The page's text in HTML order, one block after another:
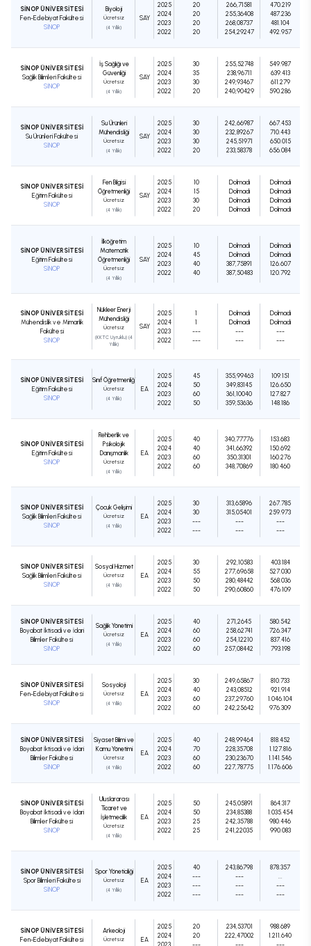
SİNOP ÜNİVERSİTESİ
Fen-Edebiyat Fakültesi
SİNOP
Biyoloji
Ücretsiz
(4 Yıllık)
SAY
2025
2024
2023
2022
20
20
20
20
266,71581
255,36408
268,08737
254,29247
470.219
487.236
481.104
492.957
SİNOP ÜNİVERSİTESİ
Sağlık Bilimleri Fakültesi
SİNOP
İş Sağlığı ve
Güvenliği
Ücretsiz
(4 Yıllık)
SAY
2025
2024
2023
2022
30
35
30
20
255,52748
238,96711
249,93467
240,90429
549.987
639.413
611.279
590.286
SİNOP ÜNİVERSİTESİ
Su Ürünleri Fakültesi
SİNOP
Su Ürünleri
Mühendisliği
Ücretsiz
(4 Yıllık)
SAY
2025
2024
2023
2022
30
30
30
20
242,66987
232,89267
245,51971
233,58378
667.453
710.443
650.015
656.084
SİNOP ÜNİVERSİTESİ
Eğitim Fakültesi
SİNOP
Fen Bilgisi
Öğretmenliği
Ücretsiz
(4 Yıllık)
SAY
2025
2024
2023
2022
10
15
30
20
Dolmadı
Dolmadı
Dolmadı
Dolmadı
Dolmadı
Dolmadı
Dolmadı
Dolmadı
SİNOP ÜNİVERSİTESİ
Eğitim Fakültesi
SİNOP
İlköğretim
Matematik
Öğretmenliği
Ücretsiz
(4 Yıllık)
SAY
2025
2024
2023
2022
10
45
40
40
Dolmadı
Dolmadı
387,75891
387,50483
Dolmadı
Dolmadı
126.607
120.792
SİNOP ÜNİVERSİTESİ
Mühendislik ve Mimarlık
Fakültesi
SİNOP
Nükleer Enerji
Mühendisliği
Ücretsiz
(KKTC Uyruklu) (4
Yıllık)
SAY
2025
2024
2023
2022
1
1
---
---
Dolmadı
Dolmadı
---
---
Dolmadı
Dolmadı
---
---
SİNOP ÜNİVERSİTESİ
Eğitim Fakültesi
SİNOP
Sınıf Öğretmenliği
Ücretsiz
(4 Yıllık)
EA
2025
2024
2023
2022
45
50
60
50
355,99463
349,83145
361,10040
359,53636
109.151
126.650
127.827
148.186
SİNOP ÜNİVERSİTESİ
Eğitim Fakültesi
SİNOP
Rehberlik ve
Psikolojik
Danışmanlık
Ücretsiz
(4 Yıllık)
EA
2025
2024
2023
2022
40
40
60
60
340,77776
341,66392
350,31301
348,70869
153.683
150.692
160.276
180.460
SİNOP ÜNİVERSİTESİ
Sağlık Bilimleri Fakültesi
SİNOP
Çocuk Gelişimi
Ücretsiz
(4 Yıllık)
EA
2025
2024
2023
2022
30
30
---
---
313,65896
315,05401
---
---
267.785
259.973
---
---
SİNOP ÜNİVERSİTESİ
Sağlık Bilimleri Fakültesi
SİNOP
Sosyal Hizmet
Ücretsiz
(4 Yıllık)
EA
2025
2024
2023
2022
30
55
50
50
292,10583
277,69658
280,48442
290,60860
403.184
527.030
568.036
476.109
SİNOP ÜNİVERSİTESİ
Boyabat İktisadi ve İdari
Bilimler Fakültesi
SİNOP
Sağlık Yönetimi
Ücretsiz
(4 Yıllık)
EA
2025
2024
2023
2022
40
60
60
60
271,2645
258,62741
254,12210
257,08442
580.542
726.347
837.416
793.198
SİNOP ÜNİVERSİTESİ
Fen-Edebiyat Fakültesi
SİNOP
Sosyoloji
Ücretsiz
(4 Yıllık)
EA
2025
2024
2023
2022
30
40
60
60
249,65867
243,08512
237,29760
242,25642
810.733
921.914
1.046.104
976.309
SİNOP ÜNİVERSİTESİ
Boyabat İktisadi ve İdari
Bilimler Fakültesi
SİNOP
Siyaset Bilimi ve
Kamu Yönetimi
Ücretsiz
(4 Yıllık)
EA
2025
2024
2023
2022
40
70
60
60
248,99464
228,35708
230,23670
227,78775
818.452
1.127.816
1.141.546
1.176.606
SİNOP ÜNİVERSİTESİ
Boyabat İktisadi ve İdari
Bilimler Fakültesi
SİNOP
Uluslararası
Ticaret ve
İşletmecilik
Ücretsiz
(4 Yıllık)
EA
2025
2024
2023
2022
50
50
25
25
245,05891
234,85388
242,35788
241,22035
864.317
1.035.454
980.446
990.083
SİNOP ÜNİVERSİTESİ
Spor Bilimleri Fakültesi
SİNOP
Spor Yöneticiliği
Ücretsiz
(4 Yıllık)
EA
2025
2024
2023
2022
40
---
---
---
243,86798
---
---
---
878.357
---
---
SİNOP ÜNİVERSİTESİ
Fen-Edebiyat Fakültesi
Arkeoloji
Ücretsiz EA
2025
2024
2023
20
20
---
234,53701
222,47002
---
988.689
1.211.640
---